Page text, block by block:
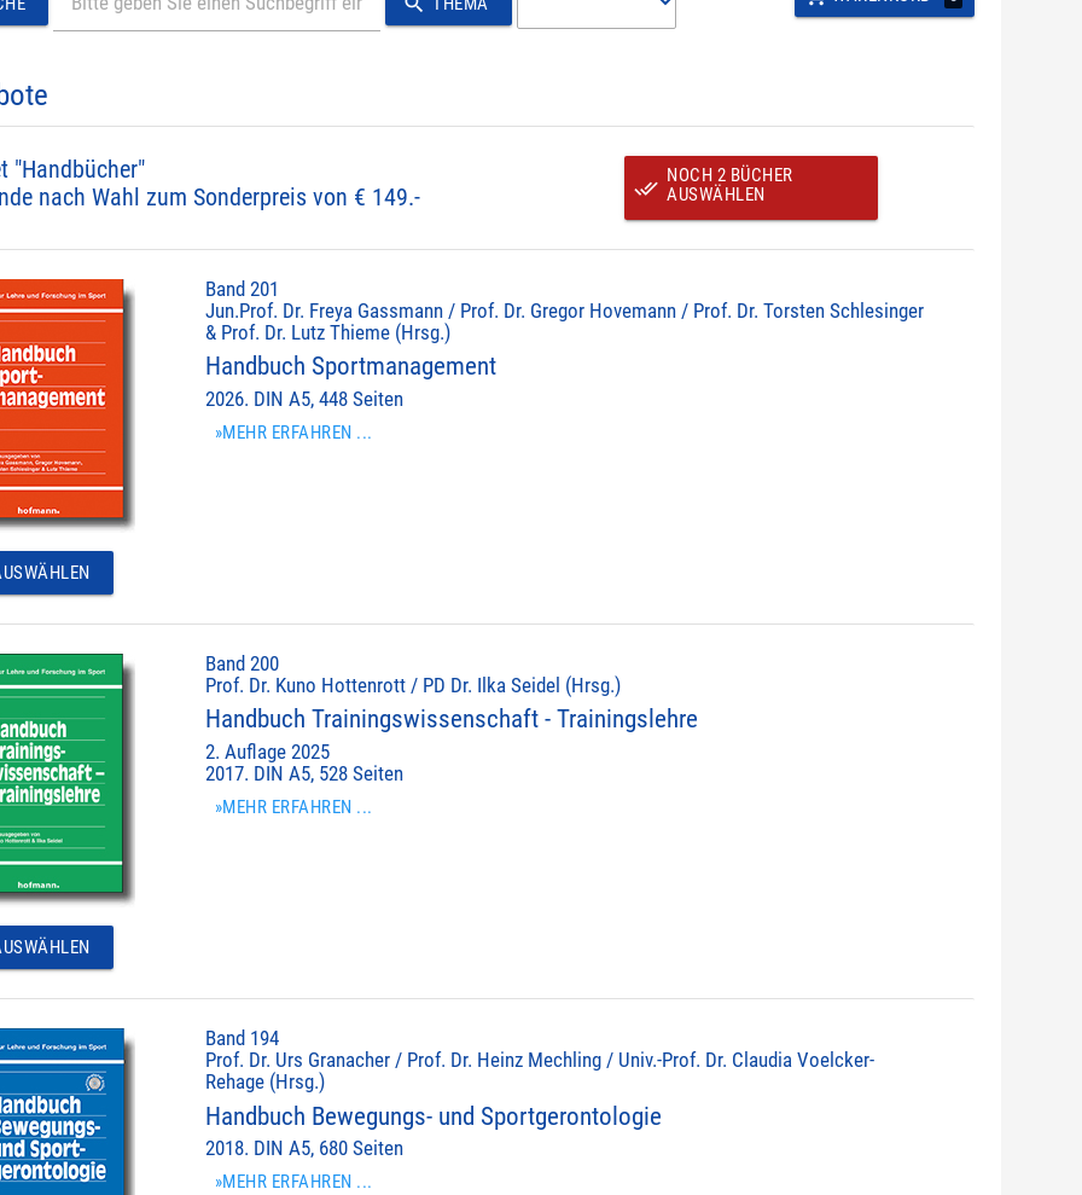
"Handbücher"
nach Wahl zum Sonderpreis von € 149.-
done_all
NOCH 2 BÜCHER
AUSWÄHLEN
Band 201
Jun.Prof. Dr. Freya Gassmann / Prof. Dr. Gregor Hovemann / Prof. Dr. Torsten Schlesinger
& Prof. Dr. Lutz Thieme (Hrsg.)
Handbuch Sportmanagement
2026. DIN A5, 448 Seiten
»MEHR ERFAHREN ...
Band 200
Prof. Dr. Kuno Hottenrott / PD Dr. Ilka Seidel (Hrsg.)
Handbuch Trainingswissenschaft - Trainingslehre
2. Auflage 2025
2017. DIN A5, 528 Seiten
»MEHR ERFAHREN ...
Band 194
Prof. Dr. Urs Granacher / Prof. Dr. Heinz Mechling / Univ.-Prof. Dr. Claudia Voelcker-
Rehage (Hrsg.)
Handbuch Bewegungs- und Sportgerontologie
2018. DIN A5, 680 Seiten
»MEHR ERFAHREN ...